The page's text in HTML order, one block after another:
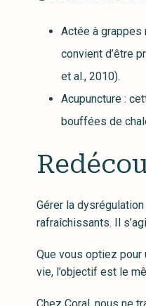
Actée à grappes
convient d’être
et al., 2010).
Acupuncture :
bouffées de
Gérer la
rafraîchissants. Il
Que vous optiez
vie, l’objectif est le